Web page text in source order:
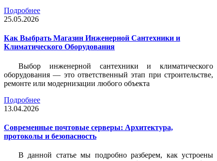
Подробнее
25.05.2026
Как Выбрать Магазин Инженерной Сантехники и
Климатического Оборудования
Выбор инженерной сантехники и климатического
оборудования — это ответственный этап при строительстве,
ремонте или модернизации любого объекта
Подробнее
13.04.2026
Современные почтовые серверы: Архитектура,
протоколы и безопасность
В данной статье мы подробно разберем, как устроены